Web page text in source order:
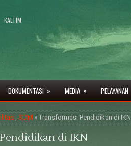
KALTIM
DOKUMENTASI » MEDIA » PELAYANAN
, SDM » Transformasi Pendidikan di IKN
di IKN